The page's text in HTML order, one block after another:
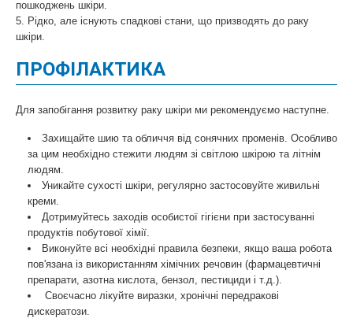
пошкоджень шкіри.
5. Рідко, але існують спадкові стани, що призводять до раку
шкіри.
ПРОФІЛАКТИКА
Для запобігання розвитку раку шкіри ми рекомендуємо наступне.
Захищайте шию та обличчя від сонячних променів. Особливо
за цим необхідно стежити людям зі світлою шкірою та літнім
людям.
Уникайте сухості шкіри, регулярно застосовуйте живильні
креми.
Дотримуйтесь заходів особистої гігієни при застосуванні
продуктів побутової хімії.
Виконуйте всі необхідні правила безпеки, якщо ваша робота
пов'язана із використанням хімічних речовин (фармацевтичні
препарати, азотна кислота, бензол, пестициди і т.д.).
Своєчасно лікуйте виразки, хронічні передракові
дискератози.